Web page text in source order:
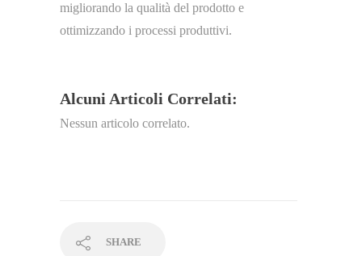
migliorando la qualità del prodotto e
ottimizzando i processi produttivi.
Alcuni Articoli Correlati:
Nessun articolo correlato.
SHARE